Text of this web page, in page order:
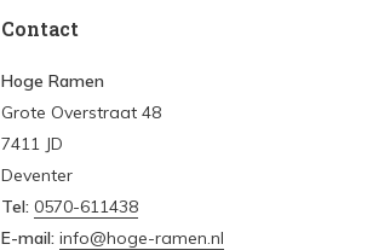
Contact
Hoge Ramen
Grote Overstraat 48
7411 JD
Deventer
Tel: 0570-611438
E-mail: info@hoge-ramen.nl